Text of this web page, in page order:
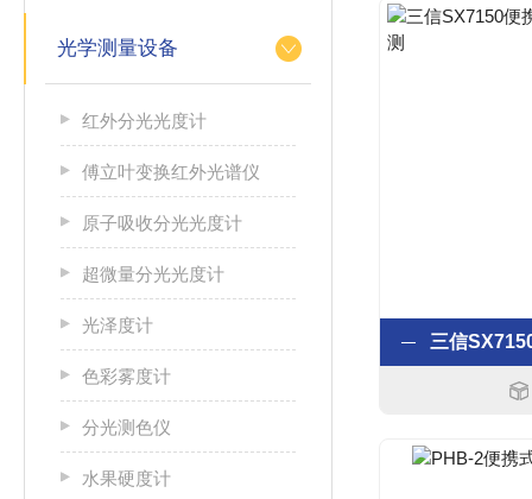
光学测量设备
红外分光光度计
傅立叶变换红外光谱仪
原子吸收分光光度计
超微量分光光度计
光泽度计
色彩雾度计
分光测色仪
水果硬度计